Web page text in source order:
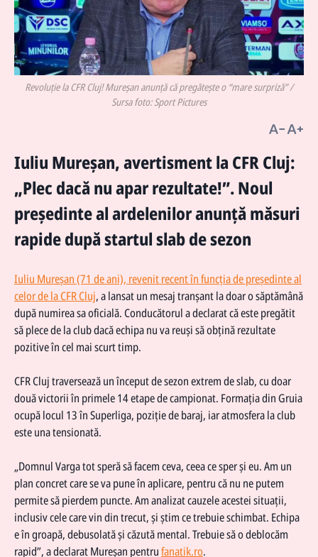
Revoluție la CFR Cluj! Mureșan anunță că pregătește o “mare surpriză” /
Sursa foto: Sport Pictures
Iuliu Mureșan, avertisment la CFR Cluj:
„Plec dacă nu apar rezultate!”. Noul
președinte al ardelenilor anunță măsuri
rapide după startul slab de sezon
Iuliu Mureșan (71 de ani), revenit recent în funcția de președinte al
celor de la CFR Cluj, a lansat un mesaj tranșant la doar o săptămână
după numirea sa oficială. Conducătorul a declarat că este pregătit
să plece de la club dacă echipa nu va reuși să obțină rezultate
pozitive în cel mai scurt timp.
CFR Cluj traversează un început de sezon extrem de slab, cu doar
două victorii în primele 14 etape de campionat. Formația din Gruia
ocupă locul 13 în Superliga, poziție de baraj, iar atmosfera la club
este una tensionată.
„Domnul Varga tot speră să facem ceva, ceea ce sper și eu. Am un
plan concret care se va pune în aplicare, pentru că nu ne putem
permite să pierdem puncte. Am analizat cauzele acestei situații,
inclusiv cele care vin din trecut, și știm ce trebuie schimbat. Echipa
e în groapă, debusolată și căzută mental. Trebuie să o deblocăm
rapid”, a declarat Mureșan pentrufanatik.ro.